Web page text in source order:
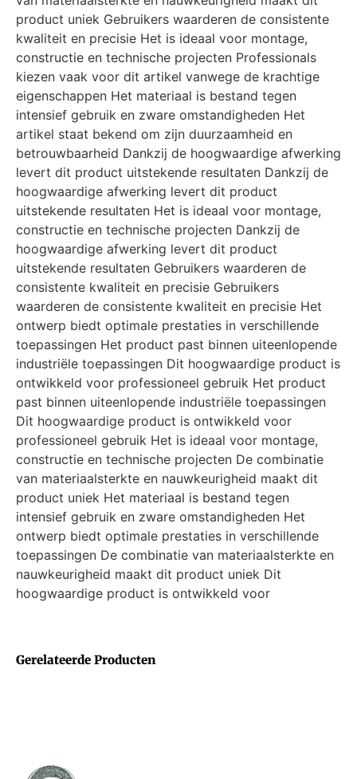
Gerelateerde Producten
product uniek Gebruikers waarderen de consistente
kwaliteit en precisie Het is ideaal voor montage,
constructie en technische projecten Professionals
kiezen vaak voor dit artikel vanwege de krachtige
eigenschappen Het materiaal is bestand tegen
intensief gebruik en zware omstandigheden Het
artikel staat bekend om zijn duurzaamheid en
betrouwbaarheid Dankzij de hoogwaardige afwerking
levert dit product uitstekende resultaten Dankzij de
hoogwaardige afwerking levert dit product
uitstekende resultaten Het is ideaal voor montage,
constructie en technische projecten Dankzij de
hoogwaardige afwerking levert dit product
uitstekende resultaten Gebruikers waarderen de
consistente kwaliteit en precisie Gebruikers
waarderen de consistente kwaliteit en precisie Het
ontwerp biedt optimale prestaties in verschillende
toepassingen Het product past binnen uiteenlopende
industriële toepassingen Dit hoogwaardige product is
ontwikkeld voor professioneel gebruik Het product
past binnen uiteenlopende industriële toepassingen
Dit hoogwaardige product is ontwikkeld voor
professioneel gebruik Het is ideaal voor montage,
constructie en technische projecten De combinatie
van materiaalsterkte en nauwkeurigheid maakt dit
product uniek Het materiaal is bestand tegen
intensief gebruik en zware omstandigheden Het
ontwerp biedt optimale prestaties in verschillende
toepassingen De combinatie van materiaalsterkte en
nauwkeurigheid maakt dit product uniek Dit
hoogwaardige product is ontwikkeld voor